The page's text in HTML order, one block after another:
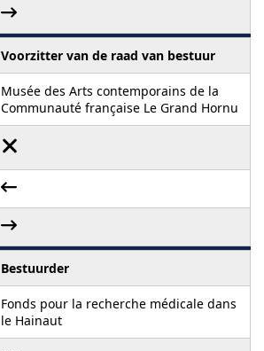
Voorzitter van de raad van bestuur
Musée des Arts contemporains de la
Communauté française Le Grand Hornu
Bestuurder
Fonds pour la recherche médicale dans
le Hainaut